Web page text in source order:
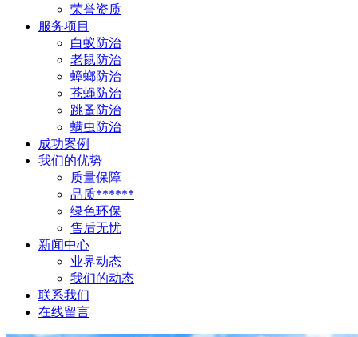
荣誉资质
服务项目
白蚁防治
老鼠防治
蟑螂防治
苍蝇防治
跳蚤防治
螨虫防治
成功案例
我们的优势
质量保障
品质******
绿色环保
售后无忧
新闻中心
业界动态
我们的动态
联系我们
在线留言